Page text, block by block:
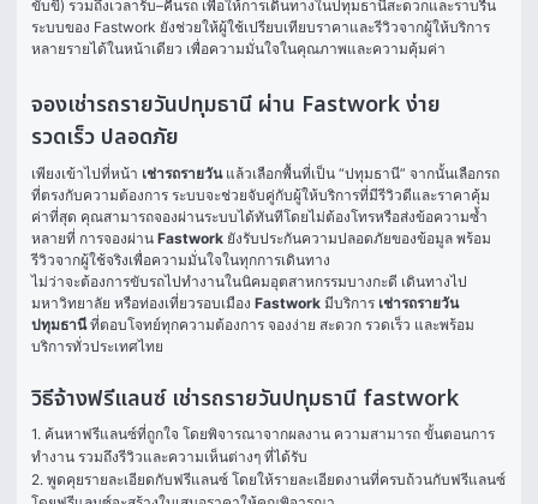
ขับขี่) รวมถึงเวลารับ–คืนรถ เพื่อให้การเดินทางในปทุมธานีสะดวกและราบรื่น
ระบบของ Fastwork ยังช่วยให้ผู้ใช้เปรียบเทียบราคาและรีวิวจากผู้ให้บริการ
หลายรายได้ในหน้าเดียว เพื่อความมั่นใจในคุณภาพและความคุ้มค่า
จองเช่ารถรายวันปทุมธานี ผ่าน Fastwork ง่าย
รวดเร็ว ปลอดภัย
เพียงเข้าไปที่หน้า เช่ารถรายวัน แล้วเลือกพื้นที่เป็น “ปทุมธานี” จากนั้นเลือกรถ
ที่ตรงกับความต้องการ ระบบจะช่วยจับคู่กับผู้ให้บริการที่มีรีวิวดีและราคาคุ้ม
ค่าที่สุด คุณสามารถจองผ่านระบบได้ทันทีโดยไม่ต้องโทรหรือส่งข้อความซ้ำ
หลายที่ การจองผ่าน Fastwork ยังรับประกันความปลอดภัยของข้อมูล พร้อม
รีวิวจากผู้ใช้จริงเพื่อความมั่นใจในทุกการเดินทาง
ไม่ว่าจะต้องการขับรถไปทำงานในนิคมอุตสาหกรรมบางกะดี เดินทางไป
มหาวิทยาลัย หรือท่องเที่ยวรอบเมือง Fastwork มีบริการ เช่ารถรายวัน
ปทุมธานี ที่ตอบโจทย์ทุกความต้องการ จองง่าย สะดวก รวดเร็ว และพร้อม
บริการทั่วประเทศไทย
วิธีจ้างฟรีแลนซ์ เช่ารถรายวันปทุมธานี fastwork
1. ค้นหาฟรีแลนซ์ที่ถูกใจ โดยพิจารณาจากผลงาน ความสามารถ ขั้นตอนการ
ทำงาน รวมถึงรีวิวและความเห็นต่างๆ ที่ได้รับ
2. พูดคุยรายละเอียดกับฟรีแลนซ์ โดยให้รายละเอียดงานที่ครบถ้วนกับฟรีแลนซ์